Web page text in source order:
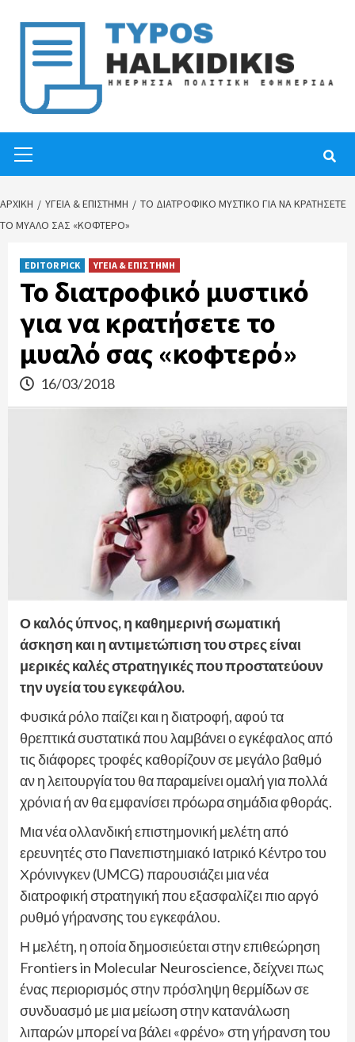
content
Menu
ΑΡΧΙΚΉ ΥΓΕΙΑ & ΕΠΙΣΤΗΜΗ
ΤΟ ΔΙΑΤΡΟΦΙΚΌ ΜΥΣΤΙΚΌ ΓΙΑ ΝΑ ΚΡΑΤΉΣΕΤΕ
ΤΟ ΜΥΑΛΌ ΣΑΣ «ΚΟΦΤΕΡΌ»
EDITOR PICK ΥΓΕΙΑ & ΕΠΙΣΤΗΜΗ
Το διατροφικό μυστικό
για να κρατήσετε το
μυαλό σας «κοφτερό»
16/03/2018
Ο καλός ύπνος, η καθημερινή σωματική
άσκηση και η αντιμετώπιση του στρες είναι
μερικές καλές στρατηγικές που προστατεύουν
την υγεία του εγκεφάλου.
Φυσικά ρόλο παίζει και η διατροφή, αφού τα
θρεπτικά συστατικά που λαμβάνει ο εγκέφαλος από
τις διάφορες τροφές καθορίζουν σε μεγάλο βαθμό
αν η λειτουργία του θα παραμείνει ομαλή για πολλά
χρόνια ή αν θα εμφανίσει πρόωρα σημάδια φθοράς.
Μια νέα ολλανδική επιστημονική μελέτη από
ερευνητές στο Πανεπιστημιακό Ιατρικό Κέντρο του
Χρόνινγκεν (UMCG) παρουσιάζει μια νέα
διατροφική στρατηγική που εξασφαλίζει πιο αργό
ρυθμό γήρανσης του εγκεφάλου.
Η μελέτη, η οποία δημοσιεύεται στην επιθεώρηση
Frontiers in Molecular Neuroscience, δείχνει πως
ένας περιορισμός στην πρόσληψη θερμίδων σε
συνδυασμό με μια μείωση στην κατανάλωση
λιπαρών μπορεί να βάλει «φρένο» στη γήρανση του